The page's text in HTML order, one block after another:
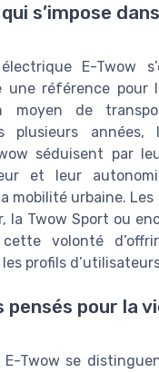
s’impose
E-Twow
une référence pour
moyen de
plusieurs
séduisent par
et leur
mobilité urbaine. Les
la Twow Sport ou
volonté
profils
pensés pour la
Twow se